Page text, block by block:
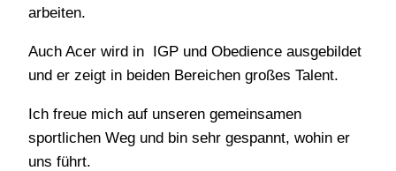
arbeiten.
Auch Acer wird in IGP und Obedience ausgebildet
und er zeigt in beiden Bereichen großes Talent.
Ich freue mich auf unseren gemeinsamen
sportlichen Weg und bin sehr gespannt, wohin er
uns führt.